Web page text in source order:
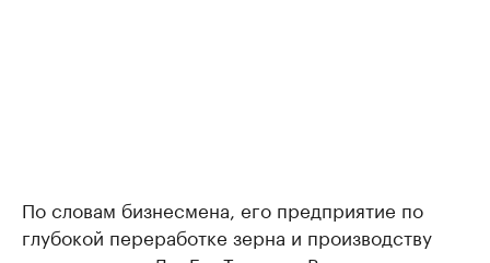
По словам бизнесмена, его предприятие по
глубокой переработке зерна и производству